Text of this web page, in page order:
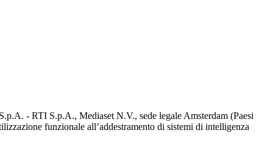
- RTI S.p.A., Mediaset N.V., sede legale Amsterdam (Paesi
funzionale all’addestramento di sistemi di intelligenza